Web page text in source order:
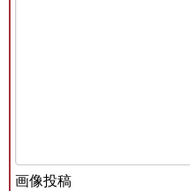
画像投稿